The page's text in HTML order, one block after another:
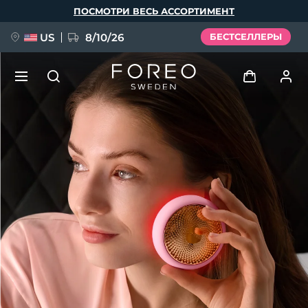
ПОСМОТРИ ВЕСЬ АССОРТИМЕНТ
US 8/10/26 БЕСТСЕЛЛЕРЫ
Войти
Профиль пользователя
Мои приборы
Мои заказы
Мои адреса
Мои подписки
НОВИНКА
FAQ™ Pure Beauty-Tech Elixir
BREAKING NEWS
issa™ Teeth Whitening Set
Deutsch
Español
Français
Italiano
Português
Polski
Svenska
Русский
Türkçe
简体中文 繁體中文